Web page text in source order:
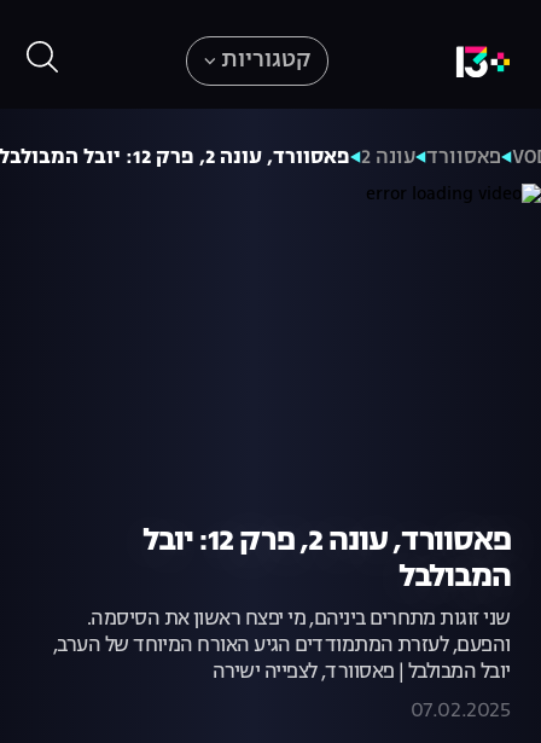
קטגוריות
פאסוורד עונה 2 פאסוורד, עונה 2, פרק 12: יובל המבולבל
פאסוורד, עונה 2, פרק 12: יובל
המבולבל
שני זוגות מתחרים ביניהם, מי יפצח ראשון את הסיסמה.
והפעם, לעזרת המתמודדים הגיע האורח המיוחד של הערב,
יובל המבולבל | פאסוורד, לצפייה ישירה
07.02.2025